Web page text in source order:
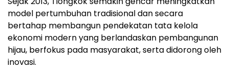
model pertumbuhan tradisional dan secara
bertahap membangun pendekatan tata kelola
ekonomi modern yang berlandaskan pembangunan
hijau, berfokus pada masyarakat, serta didorong oleh
inovasi.